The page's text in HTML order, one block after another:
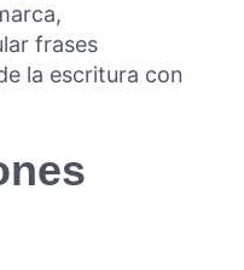
frases
la escritura con